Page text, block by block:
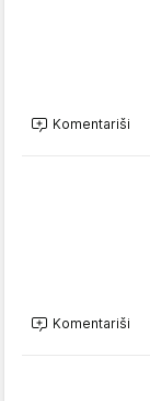
Komentariši
Komentariši